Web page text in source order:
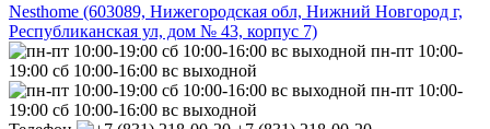
Nesthome (603089, Нижегородская обл, Нижний Новгород г,
Республиканская ул, дом № 43, корпус 7)
пн-пт 10:00-
19:00 сб 10:00-16:00 вс выходной
пн-пт 10:00-
19:00 сб 10:00-16:00 вс выходной